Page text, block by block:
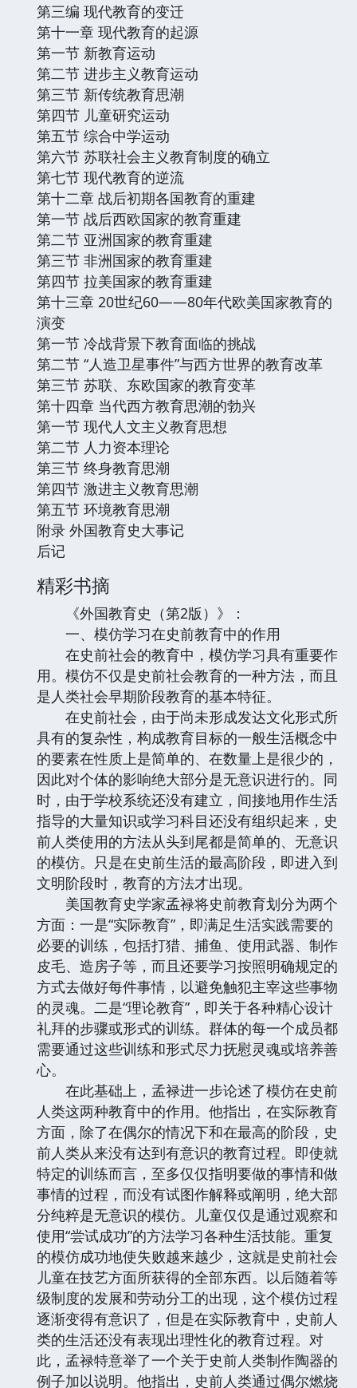
第三编 现代教育的变迁
第十一章 现代教育的起源
第一节 新教育运动
第二节 进步主义教育运动
第三节 新传统教育思潮
第四节 儿童研究运动
第五节 综合中学运动
第六节 苏联社会主义教育制度的确立
第七节 现代教育的逆流
第十二章 战后初期各国教育的重建
第一节 战后西欧国家的教育重建
第二节 亚洲国家的教育重建
第三节 非洲国家的教育重建
第四节 拉美国家的教育重建
第十三章 20世纪60——80年代欧美国家教育的
演变
第一节 冷战背景下教育面临的挑战
第二节 “人造卫星事件”与西方世界的教育改革
第三节 苏联、东欧国家的教育变革
第十四章 当代西方教育思潮的勃兴
第一节 现代人文主义教育思想
第二节 人力资本理论
第三节 终身教育思潮
第四节 激进主义教育思潮
第五节 环境教育思潮
附录 外国教育史大事记
后记
精彩书摘
《外国教育史（第2版）》：
一、模仿学习在史前教育中的作用
在史前社会的教育中，模仿学习具有重要作
用。模仿不仅是史前社会教育的一种方法，而且
是人类社会早期阶段教育的基本特征。
在史前社会，由于尚未形成发达文化形式所
具有的复杂性，构成教育目标的一般生活概念中
的要素在性质上是简单的、在数量上是很少的，
因此对个体的影响绝大部分是无意识进行的。同
时，由于学校系统还没有建立，间接地用作生活
指导的大量知识或学习科目还没有组织起来，史
前人类使用的方法从头到尾都是简单的、无意识
的模仿。只是在史前生活的最高阶段，即进入到
文明阶段时，教育的方法才出现。
美国教育史学家孟禄将史前教育划分为两个
方面：一是“实际教育”，即满足生活实践需要的
必要的训练，包括打猎、捕鱼、使用武器、制作
皮毛、造房子等，而且还要学习按照明确规定的
方式去做好每件事情，以避免触犯主宰这些事物
的灵魂。二是“理论教育”，即关于各种精心设计
礼拜的步骤或形式的训练。群体的每一个成员都
需要通过这些训练和形式尽力抚慰灵魂或培养善
心。
在此基础上，孟禄进一步论述了模仿在史前
人类这两种教育中的作用。他指出，在实际教育
方面，除了在偶尔的情况下和在最高的阶段，史
前人类从来没有达到有意识的教育过程。即使就
特定的训练而言，至多仅仅指明要做的事情和做
事情的过程，而没有试图作解释或阐明，绝大部
分纯粹是无意识的模仿。儿童仅仅是通过观察和
使用“尝试成功”的方法学习各种生活技能。重复
的模仿成功地使失败越来越少，这就是史前社会
儿童在技艺方面所获得的全部东西。以后随着等
级制度的发展和劳动分工的出现，这个模仿过程
逐渐变得有意识了，但是在实际教育中，史前人
类的生活还没有表现出理性化的教育过程。对
此，孟禄特意举了一个关于史前人类制作陶器的
例子加以说明。他指出，史前人类通过偶尔燃烧